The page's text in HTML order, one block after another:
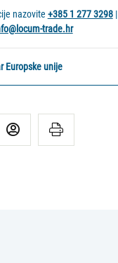
nazovite +385 1 277 3298|
trade.hr
Europske unije